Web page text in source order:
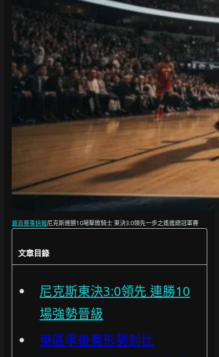
首頁賽事快報尼克斯連勝10場擊敗騎士 東決3:0領先一步之遙進總冠軍賽
文章目錄
尼克斯東決3:0領先 連勝10
場強勢晉級
東區季後賽形勢對比